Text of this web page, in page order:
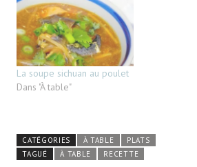
La soupe sichuan au poulet
Dans "À table"
CATÉGORIES À TABLE
PLATS
TAGUÉ
À TABLE RECETTE